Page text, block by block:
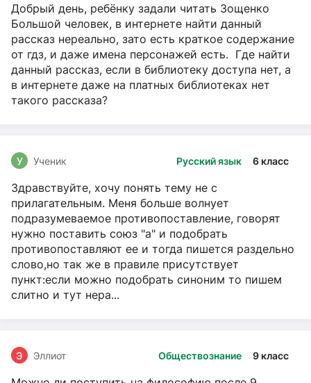
Добрый день, ребёнку задали читать Зощенко
Большой человек, в интернете найти данный
рассказ нереально, зато есть краткое содержание
от гдз, и даже имена персонажей есть. Где найти
данный рассказ, если в библиотеку доступа нет, а
в интернете даже на платных библиотеках нет
такого рассказа?
Русский язык 6 класс
У Ученик
Здравствуйте, хочу понять тему не с
прилагательным. Меня больше волнует
подразумеваемое противопоставление, говорят
нужно поставить союз "а" и подобрать
противопоставляют ее и тогда пишется раздельно
слово,но так же в правиле присутствует
пункт:если можно подобрать синоним то пишем
слитно и тут нера...
Обществознание 9 класс
Э Эллиот